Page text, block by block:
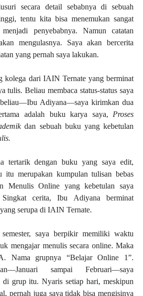
secara detail sebabnya di sebuah
tentu kita bisa menemukan sangat
penyebabnya. Namun catatan
mengulasnya. Saya akan bercerita
yang pernah saya lakukan.
kolega dari IAIN Ternate yang berminat
tulis. Beliau membaca status-status saya
Adiyana—saya kirimkan dua
adalah buku karya saya, Proses
dan sebuah buku yang kebetulan
tertarik dengan buku yang saya edit,
itu merupakan kumpulan tulisan bebas
Menulis Online yang kebetulan saya
Singkat cerita, Ibu Adiyana berminat
serupa di IAIN Ternate.
saya berpikir memiliki waktu
mengajar menulis secara online. Maka
Nama grupnya “Belajar Online 1”.
sampai Februari—saya
di grup itu. Nyaris setiap hari, meskipun
pernah juga saya tidak bisa mengisinya